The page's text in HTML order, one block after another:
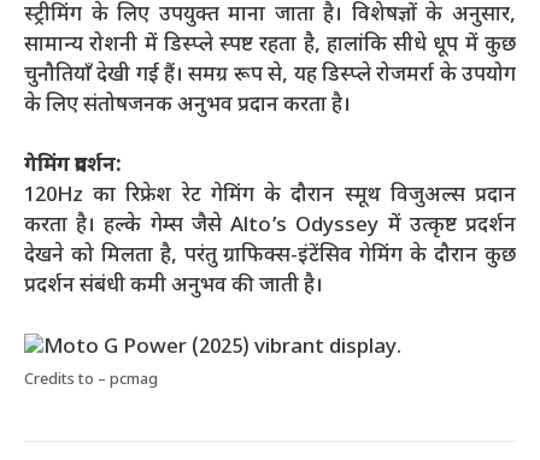
स्ट्रीमिंग के लिए उपयुक्त माना जाता है। विशेषज्ञों के अनुसार,
सामान्य रोशनी में डिस्प्ले स्पष्ट रहता है, हालांकि सीधे धूप में कुछ
चुनौतियाँ देखी गई हैं। समग्र रूप से, यह डिस्प्ले रोजमर्रा के उपयोग
के लिए संतोषजनक अनुभव प्रदान करता है।
गेमिंग प्रदर्शन:
120Hz का रिफ्रेश रेट गेमिंग के दौरान स्मूथ विजुअल्स प्रदान
करता है। हल्के गेम्स जैसे Alto’s Odyssey में उत्कृष्ट प्रदर्शन
देखने को मिलता है, परंतु ग्राफिक्स-इंटेंसिव गेमिंग के दौरान कुछ
प्रदर्शन संबंधी कमी अनुभव की जाती है।
Credits to – pcmag